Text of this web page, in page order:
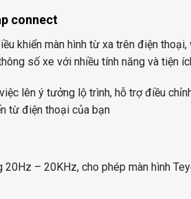
connect
khiển màn hình từ xa trên điện
số xe với nhiều tính năng và tiện
lên ý tưởng lộ trình, hỗ trợ điều
từ điện thoại của bạn
– 20KHz, cho phép màn hình